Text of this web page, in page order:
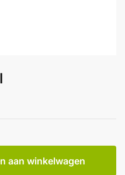
aan winkelwagen